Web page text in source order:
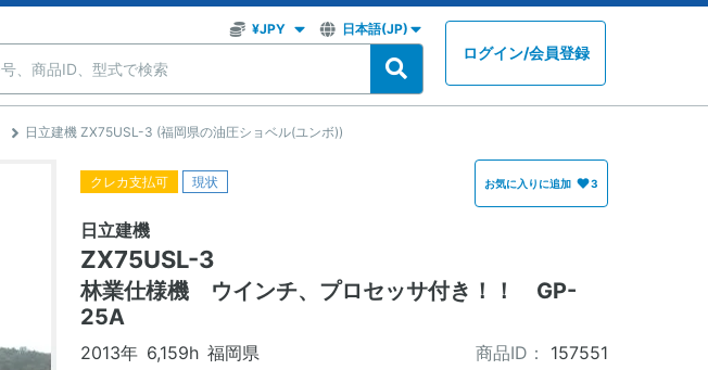
ログイン/会員登録
日立建機 ZX75USL-3 (福岡県の油圧ショベル(ユンボ))
クレカ支払可 現状 お気に入りに追加 3
日立建機
ZX75USL-3
林業仕様機 ウインチ、プロセッサ付き！！ GP-
25A
2013年 6,159h 福岡県 商品ID： 157551